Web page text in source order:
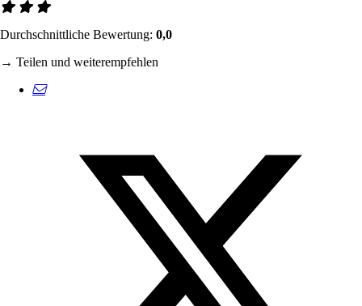
Durchschnittliche Bewertung: 0,0
→ Teilen und weiterempfehlen